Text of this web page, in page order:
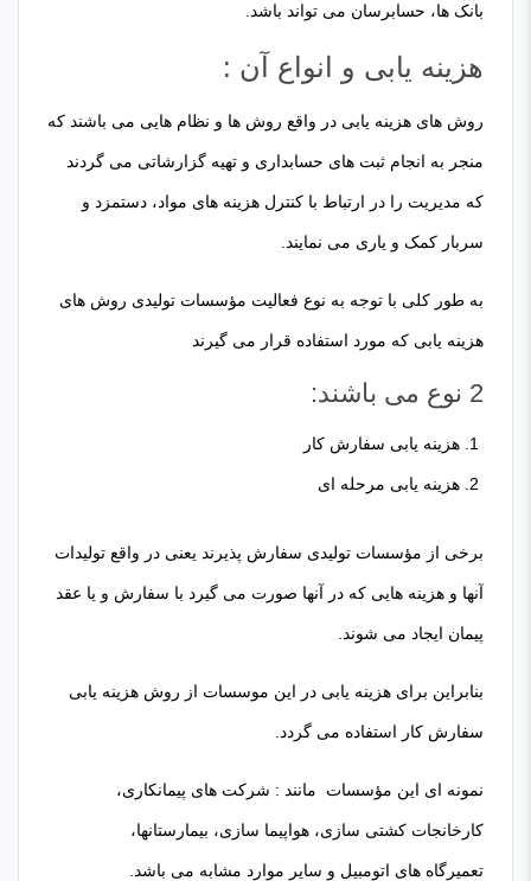
بانک ها، حسابرسان می تواند باشد.
هزینه یابی و انواع آن :
روش های هزینه یابی در واقع روش ها و نظام هایی می باشند که
منجر به انجام ثبت های حسابداری و تهیه گزارشاتی می گردند
که مدیریت را در ارتباط با کنترل هزینه های مواد، دستمزد و
سربار کمک و یاری می نمایند.
به طور کلی با توجه به نوع فعالیت مؤسسات تولیدی روش های
هزینه یابی که مورد استفاده قرار می گیرند
2 نوع می باشند:
هزینه یابی سفارش کار
هزینه یابی مرحله ای
برخی از مؤسسات تولیدی سفارش پذیرند یعنی در واقع تولیدات
آنها و هزینه هایی که در آنها صورت می گیرد با سفارش و یا عقد
پیمان ایجاد می شوند.
بنابراین برای هزینه یابی در این موسسات از روش هزینه یابی
سفارش کار استفاده می گردد.
نمونه ای این مؤسسات مانند : شرکت های پیمانکاری،
کارخانجات کشتی سازی، هواپیما سازی، بیمارستانها،
تعمیرگاه های اتومبیل و سایر موارد مشابه می باشد.